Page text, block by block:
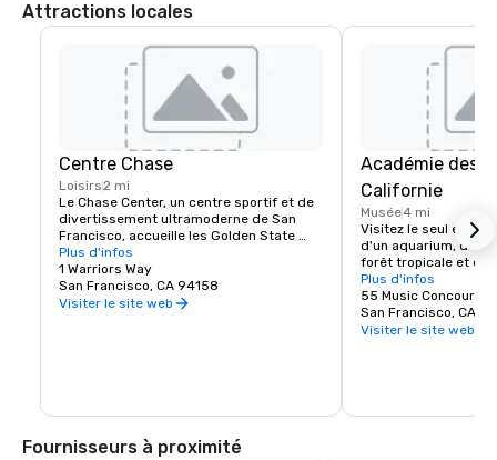
Attractions locales
Centre Chase
Loisirs2 mi
Le Chase Center, un centre sportif et de
divertissement ultramoderne de San
Francisco, accueille les Golden State
Warriors et organise près de 200
événements par an.
Plus d'infos
1 Warriors Way
San Francisco, CA 94158
Visiter le site web
Académie des
Californie
Musée4 mi
Visitez le seul
d'un aquarium, d'un
forêt tropicale et
naturelle, le tout
Plus d'infos
55 Music Concourse
San Francisco, CA
Visiter le site web
Fournisseurs à proximité